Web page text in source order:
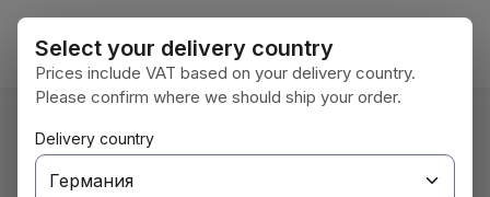
Преминете към основното съдържание
Вие сте тук: Начална страница
Бои и лакове
Select your delivery country
Prices include VAT based on your delivery country.
Please confirm where we should ship your order.
Delivery country